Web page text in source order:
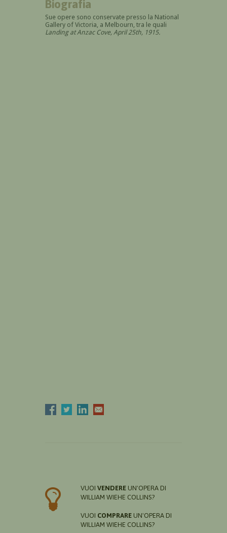
Biografia
Sue opere sono conservate presso la National
Gallery of Victoria, a Melbourn, tra le quali
Landing at Anzac Cove, April 25th, 1915.
VUOI VENDERE UN'OPERA DI
WILLIAM WIEHE COLLINS?
VUOI COMPRARE UN'OPERA DI
WILLIAM WIEHE COLLINS?